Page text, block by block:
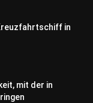
in
mit der in